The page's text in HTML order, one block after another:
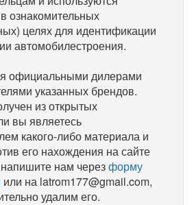
ознакомительных
целях для идентификации
автомобилестроения.
официальными дилерами
указанных брендов.
из открытых
вы являетесь
какого-либо материала и
его нахождения на сайте
нам черезформу
или на latrom177@gmail.com,
удалим его.